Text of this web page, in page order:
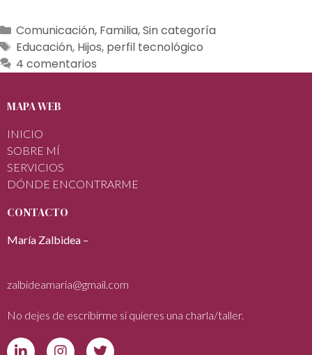
Comunicación, Familia,Sin categoría
Educación, Hijos, perfil tecnológico
4 comentarios
MAPA WEB
INICIO
SOBRE MÍ
SERVICIOS
DÓNDE ENCONTRARME
CONTACTO
María Zalbidea –
zalbideamaria@gmail.com
No dejes de escribirme si quieres una charla/taller.